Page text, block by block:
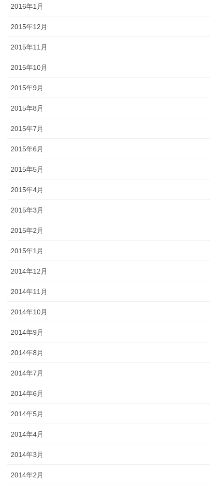
2016年1月
2015年12月
2015年11月
2015年10月
2015年9月
2015年8月
2015年7月
2015年6月
2015年5月
2015年4月
2015年3月
2015年2月
2015年1月
2014年12月
2014年11月
2014年10月
2014年9月
2014年8月
2014年7月
2014年6月
2014年5月
2014年4月
2014年3月
2014年2月